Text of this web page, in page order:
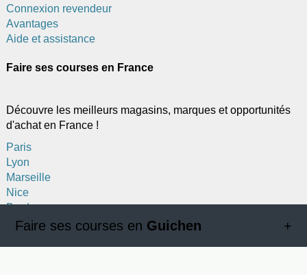
Connexion revendeur
Avantages
Aide et assistance
Faire ses courses en France
Découvre les meilleurs magasins, marques et opportunités
d'achat en France !
Paris
Lyon
Marseille
Nice
Bordeaux
Toulouse
Faire ses courses en Guichen